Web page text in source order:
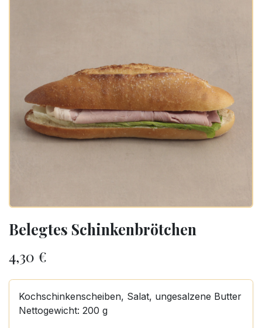
Belegtes Schinkenbrötchen
4,30 €
Kochschinkenscheiben, Salat, ungesalzene Butter
Nettogewicht: 200 g